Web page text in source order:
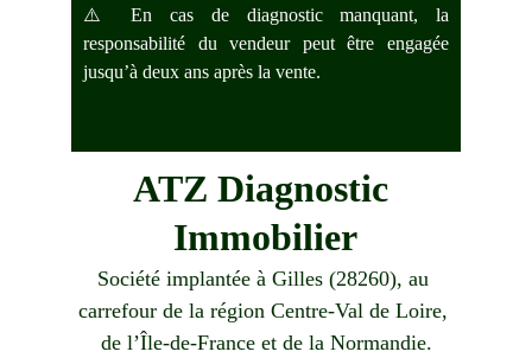
⚠️ En cas de diagnostic manquant, la
responsabilité du vendeur peut être engagée
jusqu’à deux ans après la vente.
ATZ Diagnostic
Immobilier
Société implantée à Gilles (28260), au
carrefour de la région Centre-Val de Loire,
de l’Île-de-France et de la Normandie.